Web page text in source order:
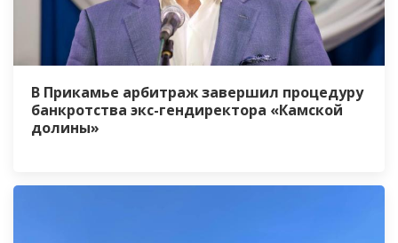
В Прикамье арбитраж завершил процедуру
банкротства экс-гендиректора «Камской
долины»